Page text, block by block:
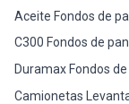
Aceite Fondos de
C300 Fondos de
Duramax Fondos
Camionetas